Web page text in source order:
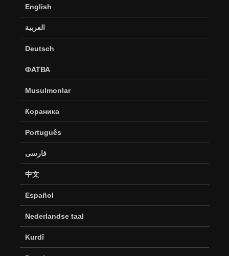
English
العربية
Deutsch
ФАТВА
Musulmonlar
Кораника
Português
فارسی
中文
Español
Nederlandse taal
Kurdî